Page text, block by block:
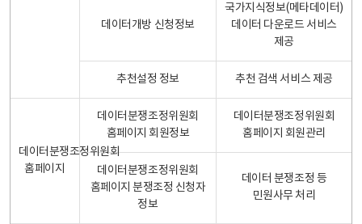
데이터개방 신청정보
국가지식정보(메타데이터)
데이터 다운로드 서비스
제공
추천설정 정보 추천 검색 서비스 제공
데이터분쟁조정위원회
홈페이지
데이터분쟁조정위원회
홈페이지 회원정보
데이터분쟁조정위원회
홈페이지 회원관리
데이터분쟁조정위원회
홈페이지 분쟁조정 신청자
정보
데이터 분쟁조정 등
민원사무 처리